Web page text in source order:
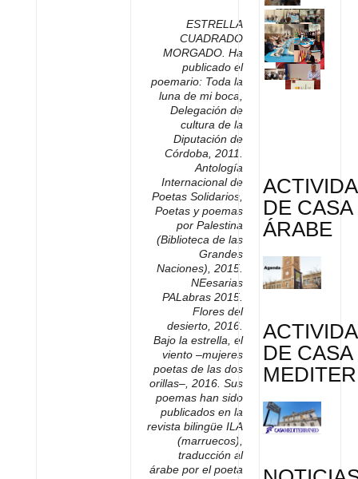
ESTRELLA
CUADRADO
MORGADO. Ha
publicado el
poemario: Toda la
luna de mi boca,
Delegación de
cultura de la
Diputación de
Córdoba, 2011.
Antología
Internacional de
Poetas Solidarios,
Poetas y poemas
por Palestina
(Biblioteca de las
Grandes
Naciones), 2015.
NEesarias
PALabras2015.
Flores del
desierto, 2016.
Bajo la estrella, el
viento –mujeres
poetas de las dos
orillas–, 2016. Sus
poemas han sido
publicados en la
revista bilingüe ILA
(marruecos),
traducción al
árabe por el poeta
DE CASA
ÁRABE
DE CASA